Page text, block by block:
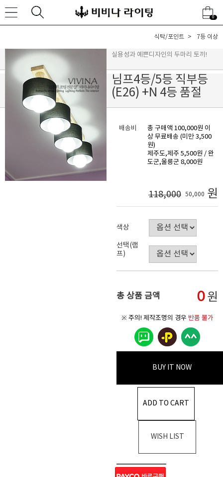
0
식탁/포인트 7등 이상
실용성과 예쁜디자인의 두마리 토끼!
님프4등/5등 직부등
(E26) +N 4등 품절
배송비
총 구매액 100,000원 이
상 무료배송 (미만 3,500
원)
제주도,제주 5,500원 / 완
도군,울릉군 8,000원
118,000 50,000 원
색상
선택(램
프)
총 상품 금액 0원
※ 주의! 제작조명의 경우 반품 불가
BUY IT NOW
ADD TO CART
WISH LIST